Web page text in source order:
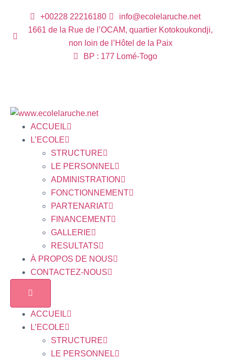
+00228 22216180
info@ecolelaruche.net
1661 de la Rue de l’OCAM, quartier Kotokoukondji,
non loin de l’Hôtel de la Paix
BP : 177 Lomé-Togo
ACCUEIL
L’ECOLE
STRUCTURE
LE PERSONNEL
ADMINISTRATION
FONCTIONNEMENT
PARTENARIAT
FINANCEMENT
GALLERIE
RESULTATS
À PROPOS DE NOUS
CONTACTEZ-NOUS
ACCUEIL
L’ECOLE
STRUCTURE
LE PERSONNEL